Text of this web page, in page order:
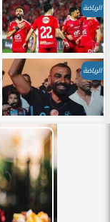
الرياضة
الرياضة